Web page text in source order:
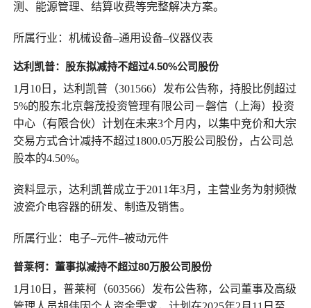
测、能源管理、结算收费等完整解决方案。
所属行业：机械设备–通用设备–仪器仪表
达利凯普： 股东拟减持不超过4.50%公司股份
1月10日，达利凯普（301566）发布公告称，持股比例超过
5%的股东北京磐茂投资管理有限公司－磐信（上海）投资
中心（有限合伙）计划在未来3个月内，以集中竞价和大宗
交易方式合计减持不超过1800.05万股公司股份，占公司总
股本的4.50%。
资料显示，达利凯普成立于2011年3月，主营业务为射频微
波瓷介电容器的研发、制造及销售。
所属行业：电子–元件–被动元件
普莱柯： 董事拟减持不超过80万股公司股份
1月10日，普莱柯（603566）发布公告称，公司董事及高级